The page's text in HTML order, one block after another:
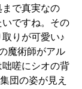
で真実なの
ですね。その
りが可愛い♪
魔術師がアル
嗟にシオの背
団の姿が見え